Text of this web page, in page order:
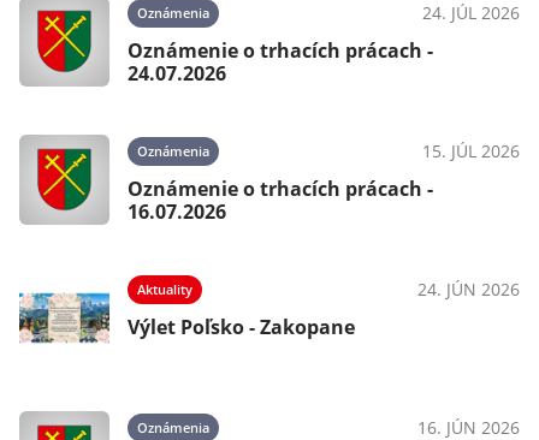
Oznámenia 24. JÚL 2026
Oznámenie o trhacích prácach -
24.07.2026
Oznámenia 15. JÚL 2026
Oznámenie o trhacích prácach -
16.07.2026
Aktuality 24. JÚN 2026
Výlet Poľsko - Zakopane
Oznámenia 16. JÚN 2026